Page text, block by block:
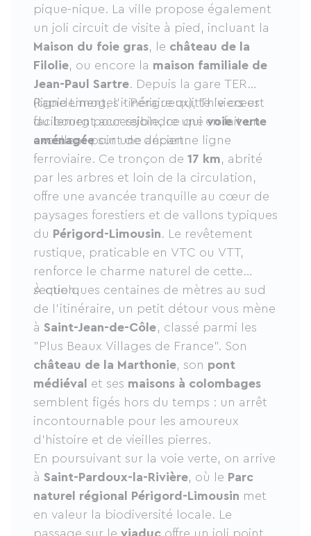
pique-nique. La ville propose également
un joli circuit de visite à pied, incluant la
Maison du foie gras, le château de la
Filolie, ou encore la maison familiale de
Jean-Paul Sartre. Depuis la gare TER
(ligne Limoges - Périgueux), Thiviers est
facilement accessible, ce qui en fait un
excellent point de départ.
Rapidement, l’itinéraire quitte le cœur
du bourg pour rejoindre unevoie verte
aménagéesur une ancienne ligne
ferroviaire. Ce tronçon de 17 km, abrité
par les arbres et loin de la circulation,
offre une avancée tranquille au cœur de
paysages forestiers et de vallons typiques
du Périgord-Limousin. Le revêtement
rustique, praticable en VTC ou VTT,
renforce le charme naturel de cette
section.
À quelques centaines de mètres au sud
de l’itinéraire, un petit détour vous mène
à Saint-Jean-de-Côle, classé parmi les
"Plus Beaux Villages de France". Son
château de la Marthonie, son pont
médiéval
et ses maisons à colombages
semblent figés hors du temps : un arrêt
incontournable pour les amoureux
d’histoire et de vieilles pierres.
En poursuivant sur la voie verte, on arrive
à Saint-Pardoux-la-Rivière, où le Parc
naturel régional Périgord-Limousin met
en valeur la biodiversité locale. Le
passage sur le viaduc offre un joli point